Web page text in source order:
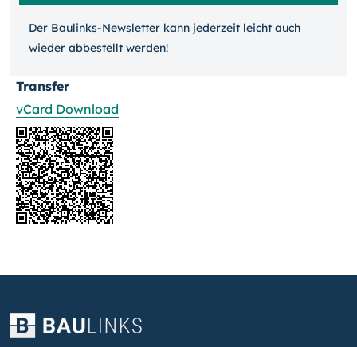
Der Baulinks-Newsletter kann jeder­zeit leicht auch
wieder ab­bestellt werden!
Transfer
vCard Download